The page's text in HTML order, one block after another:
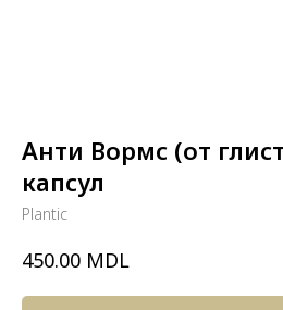
Анти Вормс (от
капсул
Plantic
450.00 MDL